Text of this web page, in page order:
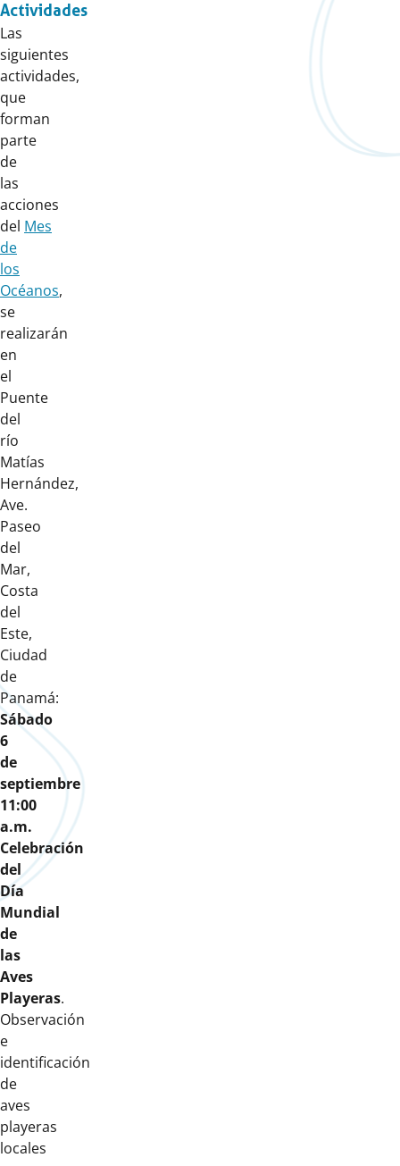
Actividades
Las
siguientes
actividades,
que
forman
parte
de
las
acciones
del Mes
de
los
Océanos,
se
realizarán
en
el
Puente
del
río
Matías
Hernández,
Ave.
Paseo
del
Mar,
Costa
del
Este,
Ciudad
de
Panamá:
Sábado
6
de
septiembre
11:00
a.m.
Celebración
del
Día
Mundial
de
las
Aves
Playeras.
Observación
e
identificación
de
aves
playeras
locales